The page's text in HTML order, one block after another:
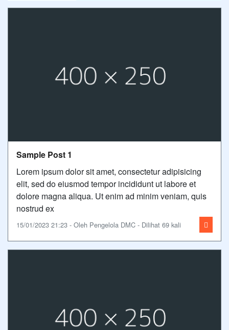
Sample Post 1
Lorem ipsum dolor sit amet, consectetur adipisicing
elit, sed do eiusmod tempor incididunt ut labore et
dolore magna aliqua. Ut enim ad minim veniam, quis
nostrud ex
15/01/2023 21:23 - Oleh Pengelola DMC - Dilihat 69 kali